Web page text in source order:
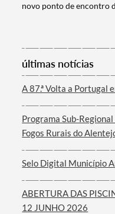
Filtros
novo ponto de encontro
últimas notícias
A 87.ª Volta a Portugal
Programa Sub-
Fogos Rurais do
Selo Digital Município
ABERTURA DAS
12 JUNHO 2026